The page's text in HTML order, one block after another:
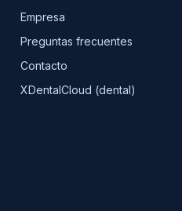
Empresa
Preguntas frecuentes
Contacto
XDentalCloud (dental)